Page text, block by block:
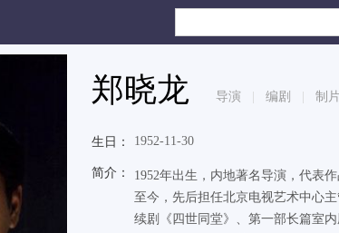
郑晓龙 导演 编剧 制
生日： 1952-11-30
简介：
1952年出生，内地著名导演，代表
至今，先后担任北京电视艺术中心
续剧《四世同堂》、第一部长篇室